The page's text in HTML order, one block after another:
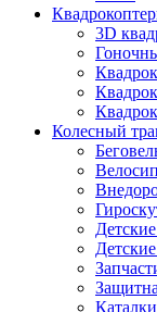
3D
Колесный
Каталки